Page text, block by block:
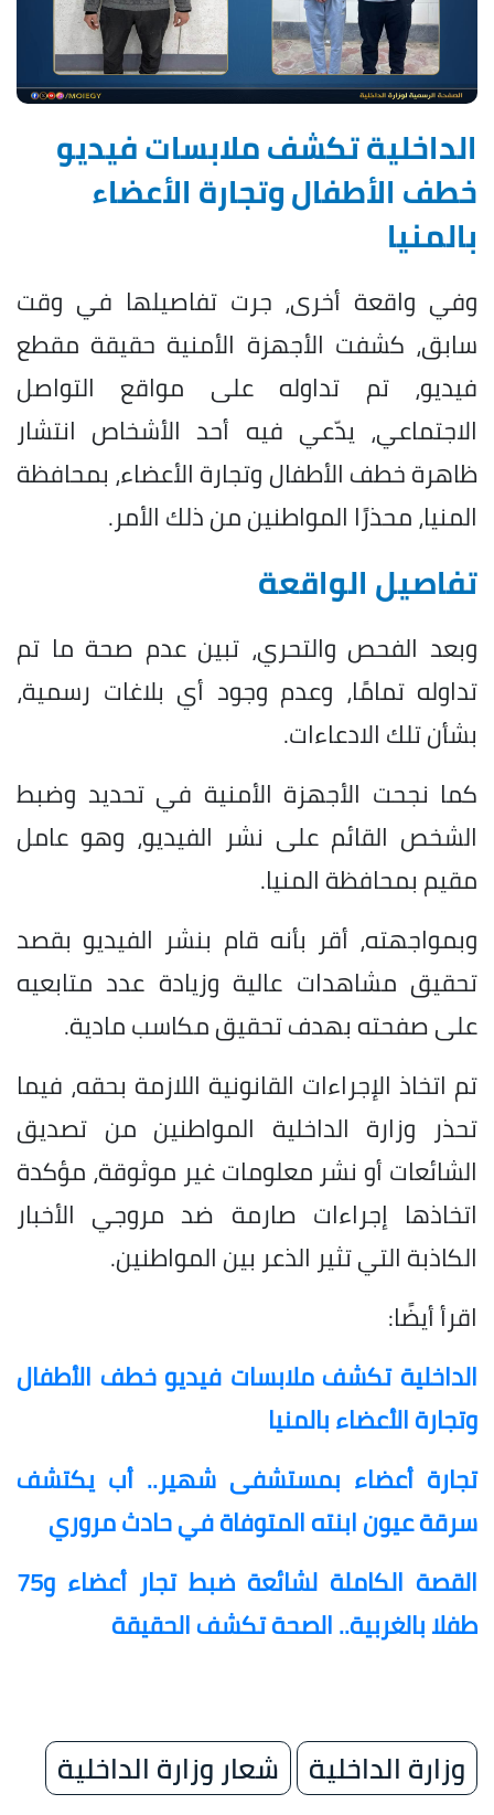
الداخلية تكشف ملابسات فيديو
خطف الأطفال وتجارة الأعضاء
بالمنيا
وفي واقعة أخرى، جرت تفاصيلها في وقت
سابق، كشفت الأجهزة الأمنية حقيقة مقطع
فيديو، تم تداوله على مواقع التواصل
الاجتماعي، يدّعي فيه أحد الأشخاص انتشار
ظاهرة خطف الأطفال وتجارة الأعضاء، بمحافظة
المنيا، محذرًا المواطنين من ذلك الأمر.
تفاصيل الواقعة
وبعد الفحص والتحري، تبين عدم صحة ما تم
تداوله تمامًا، وعدم وجود أي بلاغات رسمية،
بشأن تلك الادعاءات.
كما نجحت الأجهزة الأمنية في تحديد وضبط
الشخص القائم على نشر الفيديو، وهو عامل
مقيم بمحافظة المنيا.
وبمواجهته، أقر بأنه قام بنشر الفيديو بقصد
تحقيق مشاهدات عالية وزيادة عدد متابعيه
على صفحته بهدف تحقيق مكاسب مادية.
تم اتخاذ الإجراءات القانونية اللازمة بحقه، فيما
تحذر وزارة الداخلية المواطنين من تصديق
الشائعات أو نشر معلومات غير موثوقة، مؤكدة
اتخاذها إجراءات صارمة ضد مروجي الأخبار
الكاذبة التي تثير الذعر بين المواطنين.
اقرأ أيضًا:
الداخلية تكشف ملابسات فيديو خطف الأطفال
وتجارة الأعضاء بالمنيا
تجارة أعضاء بمستشفى شهير.. أب يكتشف
سرقة عيون ابنته المتوفاة في حادث مروري
القصة الكاملة لشائعة ضبط تجار أعضاء و75
طفلا بالغربية.. الصحة تكشف الحقيقة
وزارة الداخلية
شعار وزارة الداخلية